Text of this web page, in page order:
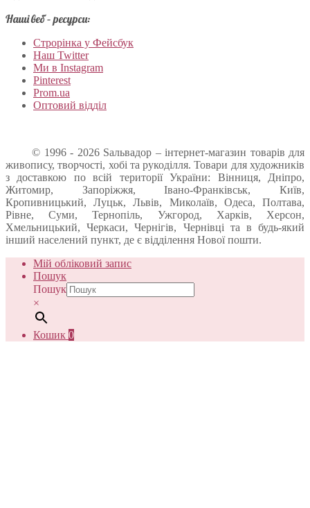
Наші веб – ресурси:
Строрінка у Фейсбук
Наш Twitter
Ми в Instagram
Pinterest
Prom.ua
Оптовий відділ
© 1996 - 2026 Sальвадор – інтернет-магазин товарів для
живопису, творчості, хобі та рукоділля. Товари для художників
з доставкою по всій території України: Вінниця, Дніпро,
Житомир, Запоріжжя, Івано-Франківськ, Київ,
Кропивницький, Луцьк, Львів, Миколаїв, Одеса, Полтава,
Рівне, Суми, Тернопіль, Ужгород, Харків, Херсон,
Хмельницький, Черкаси, Чернігів, Чернівці та в будь-який
інший населений пункт, де є відділення Нової пошти.
Мій обліковий запис
Пошук
Пошук
×
Кошик 0